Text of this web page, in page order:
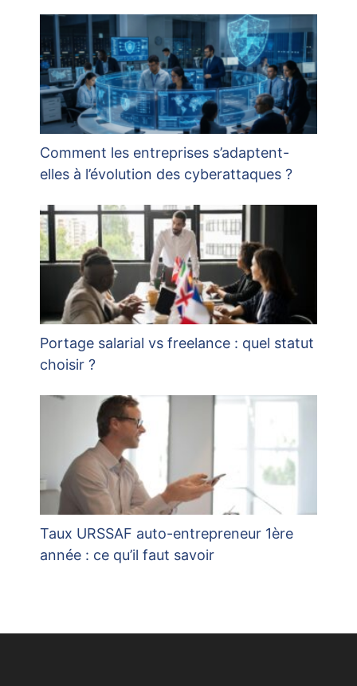
Comment les entreprises s’adaptent-
elles à l’évolution des cyberattaques ?
Portage salarial vs freelance : quel statut
choisir ?
Taux URSSAF auto-entrepreneur 1ère
année : ce qu’il faut savoir